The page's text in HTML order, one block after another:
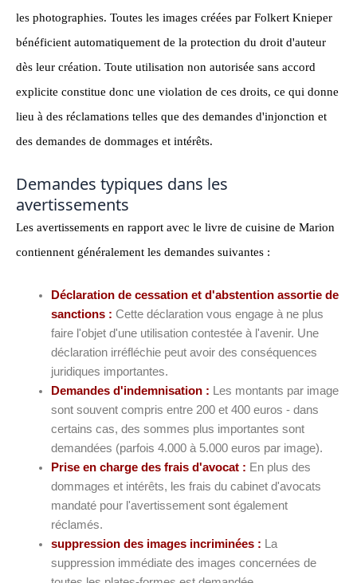
les photographies. Toutes les images créées par Folkert Knieper
bénéficient automatiquement de la protection du droit d'auteur
dès leur création. Toute utilisation non autorisée sans accord
explicite constitue donc une violation de ces droits, ce qui donne
lieu à des réclamations telles que des demandes d'injonction et
des demandes de dommages et intérêts.
Demandes typiques dans les
avertissements
Les avertissements en rapport avec le livre de cuisine de Marion
contiennent généralement les demandes suivantes :
Déclaration de cessation et d'abstention assortie de
sanctions : Cette déclaration vous engage à ne plus
faire l'objet d'une utilisation contestée à l'avenir. Une
déclaration irréfléchie peut avoir des conséquences
juridiques importantes.
Demandes d'indemnisation : Les montants par image
sont souvent compris entre 200 et 400 euros - dans
certains cas, des sommes plus importantes sont
demandées (parfois 4.000 à 5.000 euros par image).
Prise en charge des frais d'avocat : En plus des
dommages et intérêts, les frais du cabinet d'avocats
mandaté pour l'avertissement sont également
réclamés.
suppression des images incriminées : La
suppression immédiate des images concernées de